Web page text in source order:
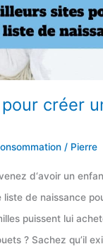
créer
/ Pierre
d‘avoir un
liste de naissance
puissent lui
? Sachez qu’il